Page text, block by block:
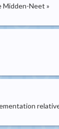
Midden-Neet »